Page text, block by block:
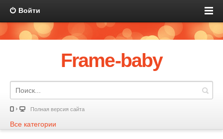
Войти
Frame-baby
Полная версия сайта
Все категории